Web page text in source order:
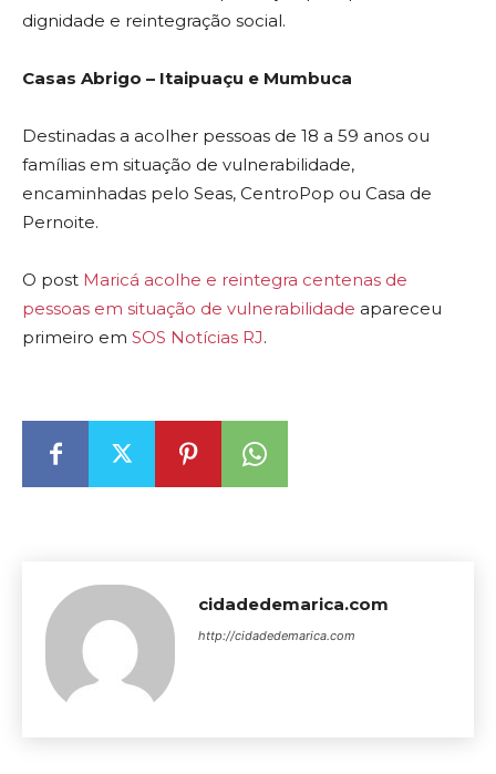
dignidade e reintegração social.
Casas Abrigo – Itaipuaçu e Mumbuca
Destinadas a acolher pessoas de 18 a 59 anos ou
famílias em situação de vulnerabilidade,
encaminhadas pelo Seas, CentroPop ou Casa de
Pernoite.
O post Maricá acolhe e reintegra centenas de
pessoas em situação de vulnerabilidade apareceu
primeiro em SOS Notícias RJ.
cidadedemarica.com
http://cidadedemarica.com